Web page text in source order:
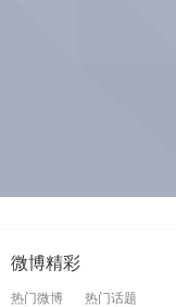
微博精彩
热门微博 热门话题